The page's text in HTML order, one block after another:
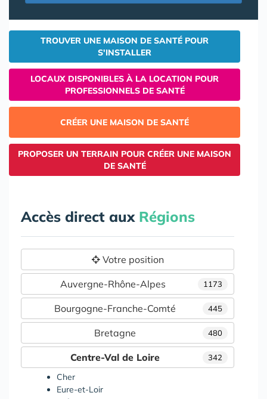
TROUVER UNE MAISON DE SANTÉ POUR
S'INSTALLER
LOCAUX DISPONIBLES À LA LOCATION POUR
PROFESSIONNELS DE SANTÉ
CRÉER UNE MAISON DE SANTÉ
PROPOSER UN TERRAIN POUR CRÉER UNE MAISON
DE SANTÉ
Accès direct aux Régions
Votre position
1173
Auvergne-Rhône-Alpes
445
Bourgogne-Franche-Comté
480
Bretagne
342
Centre-Val de Loire
Cher
Eure-et-Loir